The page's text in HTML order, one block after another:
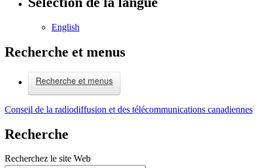
English
Recherche et menus
Recherche et menus
Conseil de la radiodiffusion et des télécommunications canadiennes
Recherche
Recherchez le site Web